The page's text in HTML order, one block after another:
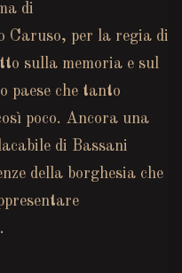
di
Caruso, per la regia di
sulla memoria e sul
paese che tanto
poco. Ancora una
di Bassani
della borghesia che